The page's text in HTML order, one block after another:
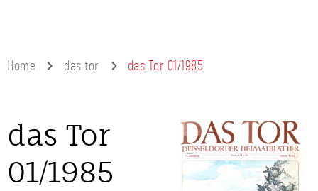
Home das tor das Tor 01/1985
das Tor
01/1985